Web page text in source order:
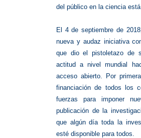
del público en la ciencia está
El 4 de septiembre de
nueva y audaz iniciativa
que dio el pistoletazo de
actitud a nivel mundial
acceso abierto. Por
financiación de todos los
fuerzas para imponer
publicación de la
que algún día toda la
esté disponible para todos.